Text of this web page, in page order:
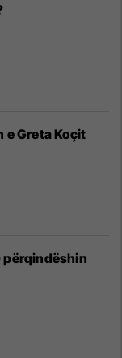
e Greta Koçit
përqindëshin